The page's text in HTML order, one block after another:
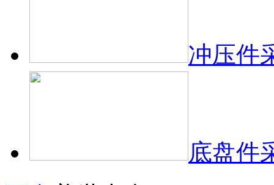
冲压件
底盘件